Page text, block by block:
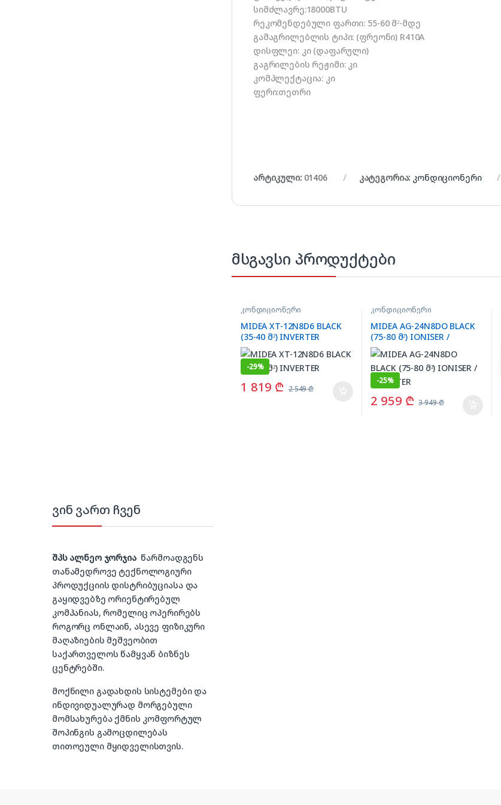
სიმძლავრე:18000BTU
რეკომენდებული ფართი: 55-60 მ²-მდე
გამაგრილებლის ტიპი: (ფრეონი) R410A
დისფლეი: კი (დაფარული)
გაგრილების რეჟიმი: კი
კომპლექტაცია: კი
ფერი:თეთრი
არტიკული: 01406 კატეგორია: კონდიციონერი
მსგავსი პროდუქტები
კონდიციონერი
MIDEA XT-12N8D6 BLACK
(35-40 მ²) INVERTER
-29%
1 819 ₾ 2 549₾
კონდიციონერი
MIDEA AG-24N8DO BLACK
(75-80 მ²) IONISER /
INVERTER
-25%
2 959 ₾ 3 949₾
ვინ ვართ ჩვენ
შპს ალნეო ჯორჯია წარმოადგენს
თანამედროვე ტექნოლოგიური
პროდუქციის დისტრიბუციასა და
გაყიდვებზე ორიენტირებულ
კომპანიას, რომელიც ოპერირებს
როგორც ონლაინ, ასევე ფიზიკური
მაღაზიების მეშვეობით
საქართველოს წამყვან ბიზნეს
ცენტრებში.
მოქნილი გადახდის სისტემები და
ინდივიდუალურად მორგებული
მომსახურება ქმნის კომფორტულ
შოპინგის გამოცდილებას
თითოეული მყიდველისთვის.